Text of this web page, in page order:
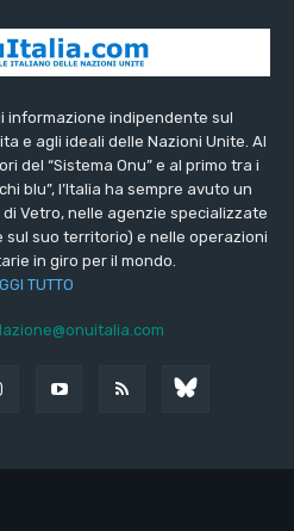
informazione indipendente sul
e agli ideali delle Nazioni Unite. Al
del “Sistema Onu” e al primo tra i
blu”, l’Italia ha sempre avuto un
Vetro, nelle agenzie specializzate
sul suo territorio) e nelle operazioni
in giro per il mondo.
TUTTO